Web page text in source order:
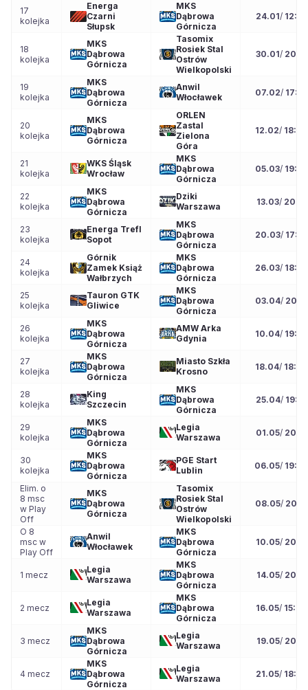
17
kolejka
Energa
Czarni
Słupsk
MKS
Dąbrowa
Górnicza
24.01/ 12:30
18
kolejka
MKS
Dąbrowa
Górnicza
Tasomix
Rosiek Stal
Ostrów
Wielkopolski
30.01/ 20:15
19
kolejka
MKS
Dąbrowa
Górnicza
Anwil
Włocławek
07.02/ 17:30
20
kolejka
MKS
Dąbrowa
Górnicza
ORLEN
Zastal
Zielona
Góra
12.02/ 18:00
21
kolejka
WKS Śląsk
Wrocław
MKS
Dąbrowa
Górnicza
05.03/
22
kolejka
MKS
Dąbrowa
Górnicza
Dziki
Warszawa
13.03/ 20:15
23
kolejka
Energa Trefl
Sopot
MKS
Dąbrowa
Górnicza
20.03/ 17:30
24
kolejka
Górnik
Zamek Książ
Wałbrzych
MKS
Dąbrowa
Górnicza
26.03/
25
kolejka
Tauron GTK
Gliwice
MKS
Dąbrowa
Górnicza
03.04/ 20:15
26
kolejka
MKS
Dąbrowa
Górnicza
AMW Arka
Gdynia
10.04/
27
kolejka
MKS
Dąbrowa
Górnicza
Miasto Szkła
Krosno
18.04/ 18:00
28
kolejka
King
Szczecin
MKS
Dąbrowa
Górnicza
25.04/ 19:30
29
kolejka
MKS
Dąbrowa
Górnicza
Legia
Warszawa
01.05/ 20:15
30
kolejka
MKS
Dąbrowa
Górnicza
PGE Start
Lublin
06.05/
Elim. o
8 msc
w Play
Off
MKS
Dąbrowa
Górnicza
Tasomix
Rosiek Stal
Ostrów
Wielkopolski
08.05/ 20:15
O 8
msc w
Play Off
Anwil
Włocławek
MKS
Dąbrowa
Górnicza
10.05/ 20:15
1 mecz
Legia
Warszawa
MKS
Dąbrowa
Górnicza
14.05/ 20:15
2 mecz
Legia
Warszawa
MKS
Dąbrowa
Górnicza
16.05/ 15:00
3 mecz
MKS
Dąbrowa
Górnicza
Legia
Warszawa
19.05/ 20:15
4 mecz
MKS
Dąbrowa
Górnicza
Legia
Warszawa
21.05/ 18:00